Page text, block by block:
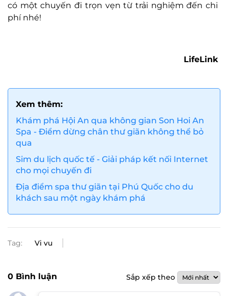
có một chuyến đi trọn vẹn từ trải nghiệm đến chi
phí nhé!
LifeLink
Xem thêm:
Khám phá Hội An qua không gian Son Hoi An
Spa - Điểm dừng chân thư giãn không thể bỏ
qua
Sim du lịch quốc tế - Giải pháp kết nối Internet
cho mọi chuyến đi
Địa điểm spa thư giãn tại Phú Quốc cho du
khách sau một ngày khám phá
Tag: Vi vu
0 Bình luận Sắp xếp theo